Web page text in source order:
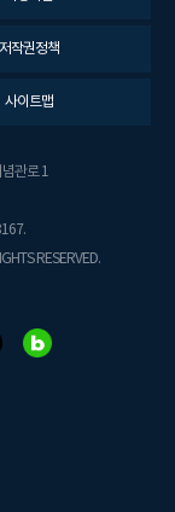
저작권정책
사이트맵
관로 1
RESERVED.